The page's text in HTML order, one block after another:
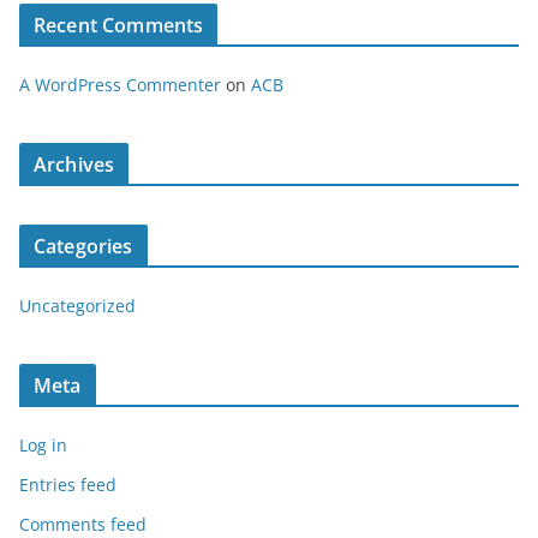
Recent Comments
A WordPress Commenter on ACB
Archives
Categories
Uncategorized
Meta
Log in
Entries feed
Comments feed